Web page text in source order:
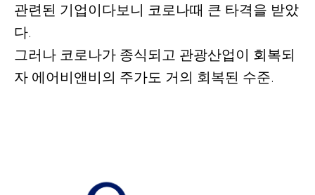
관련된 기업이다보니 코로나때 큰 타격을 받았
다.
그러나 코로나가 종식되고 관광산업이 회복되
자 에어비앤비의 주가도 거의 회복된 수준.